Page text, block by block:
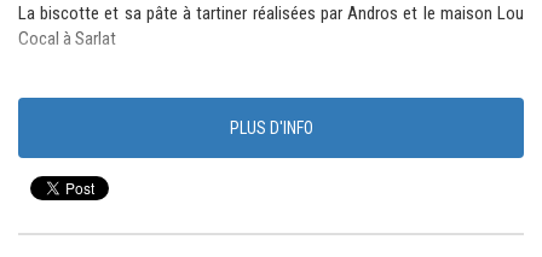
La biscotte et sa pâte à tartiner réalisées par Andros et le maison Lou
Cocal à Sarlat
PLUS D'INFO